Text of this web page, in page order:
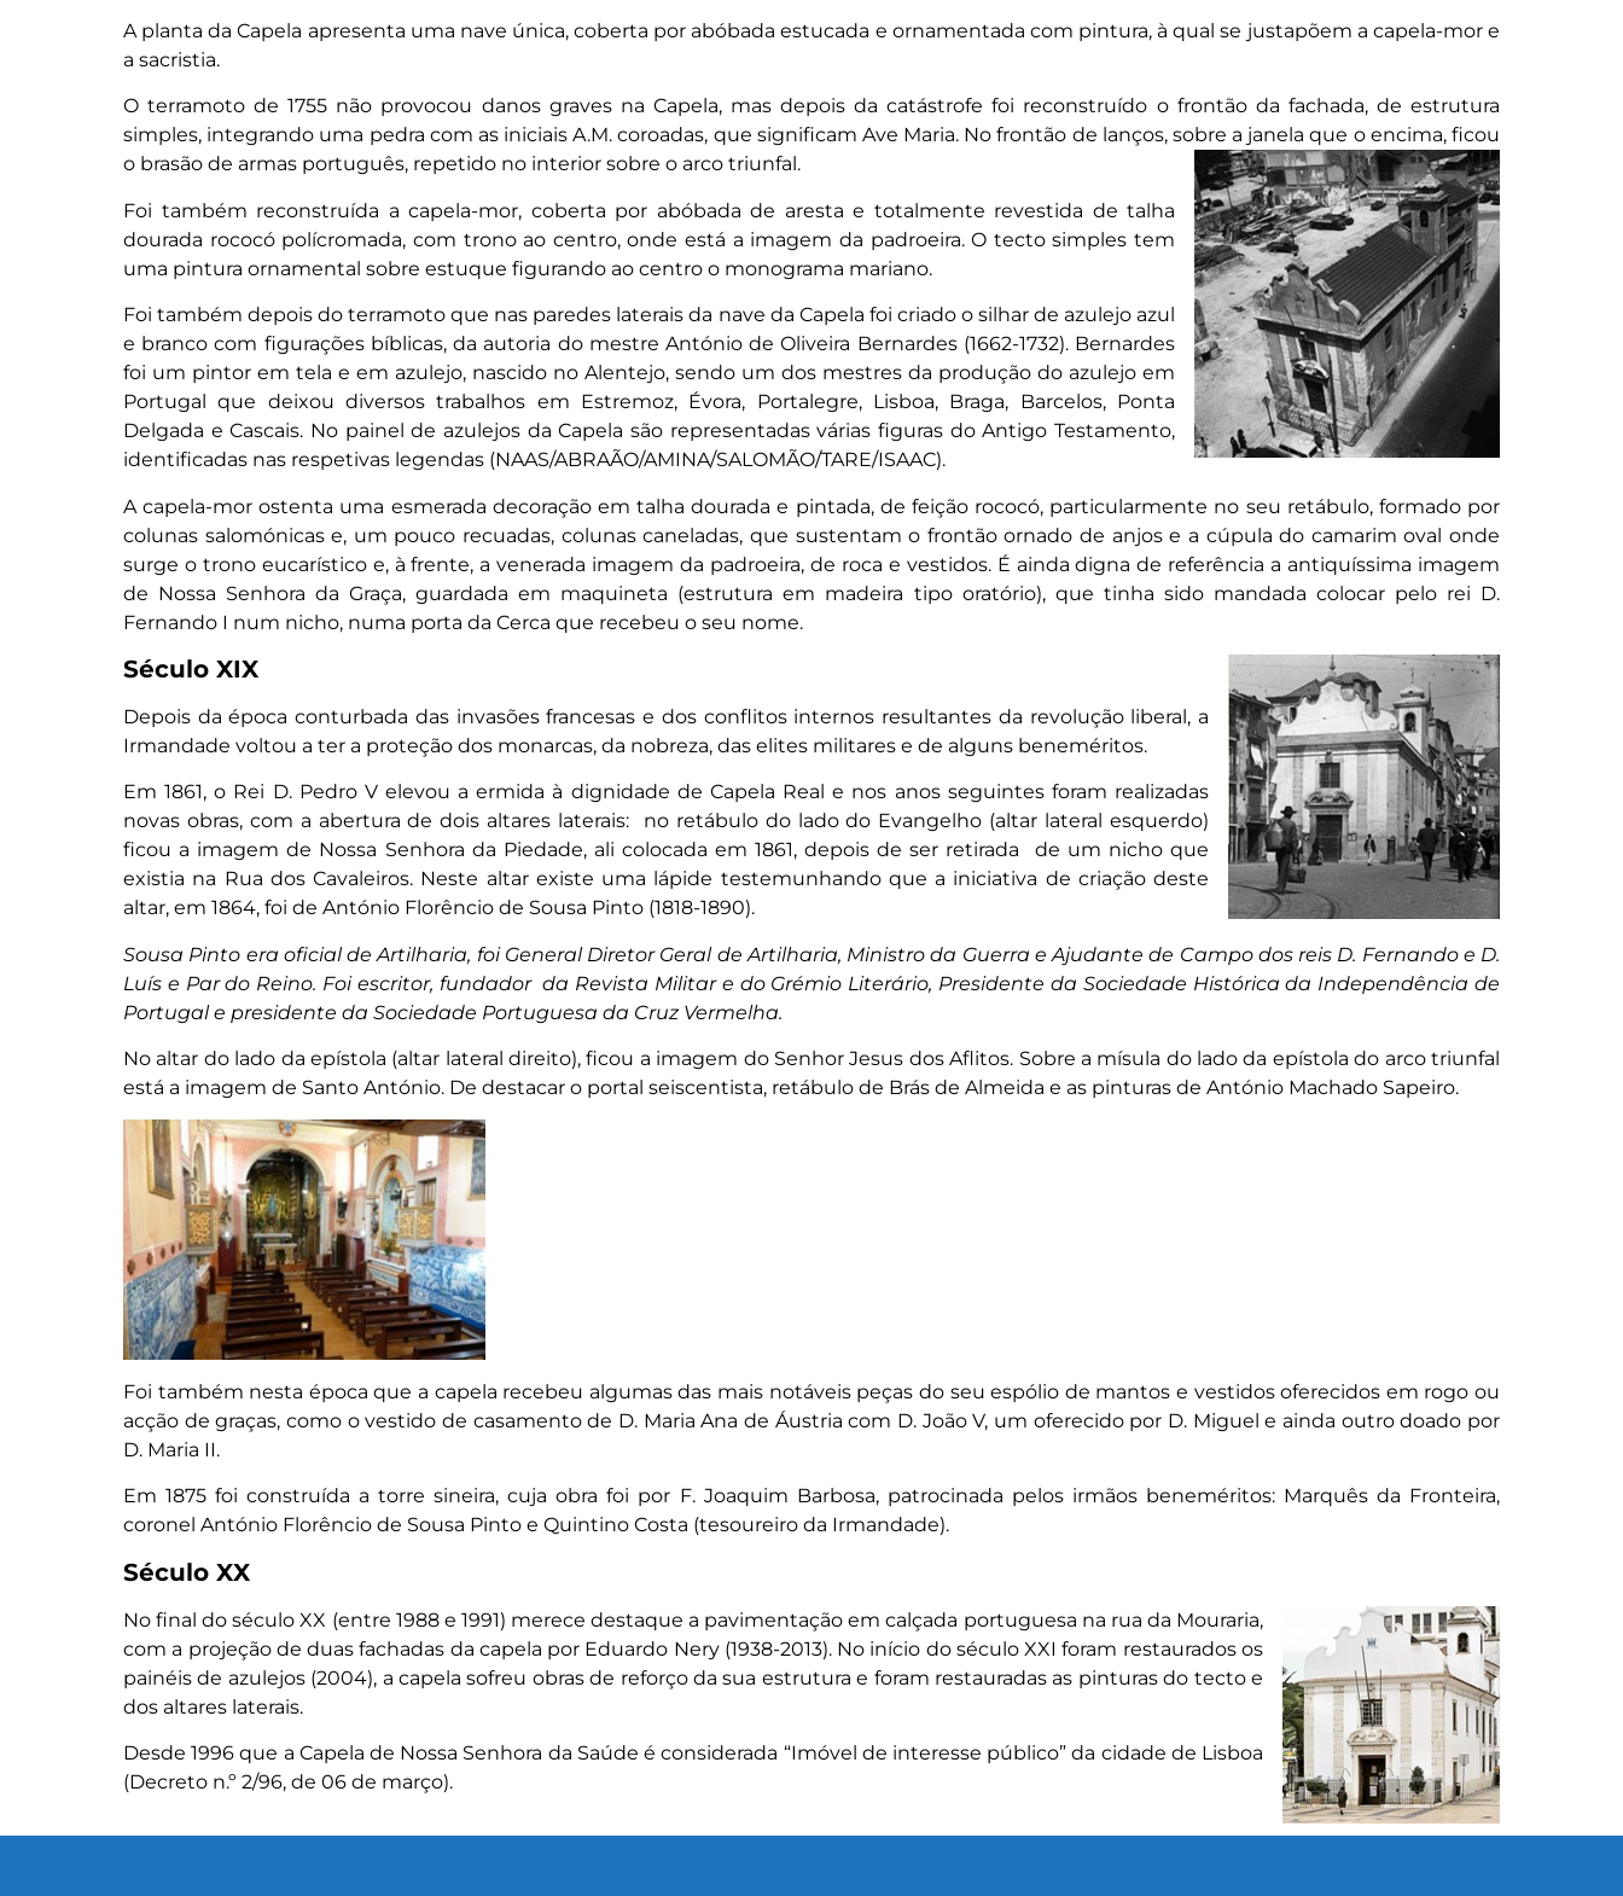
A planta da Capela apresenta uma nave única, coberta por abóbada estucada e ornamentada com pintura, à qual se justapõem a capela-mor e
a sacristia.
O terramoto de 1755 não provocou danos graves na Capela, mas depois da catástrofe foi reconstruído o frontão da fachada, de estrutura
simples, integrando uma pedra com as iniciais A.M. coroadas, que significam Ave Maria. No frontão de lanços, sobre a janela que o encima, ficou
o brasão de armas português, repetido no interior sobre o arco triunfal.
Foi também reconstruída a capela-mor, coberta por abóbada de aresta e totalmente revestida de talha
dourada rococó polícromada, com trono ao centro, onde está a imagem da padroeira. O tecto simples tem
uma pintura ornamental sobre estuque figurando ao centro o monograma mariano.
Foi também depois do terramoto que nas paredes laterais da nave da Capela foi criado o silhar de azulejo azul
e branco com figurações bíblicas, da autoria do mestre António de Oliveira Bernardes (1662-1732). Bernardes
foi um pintor em tela e em azulejo, nascido no Alentejo, sendo um dos mestres da produção do azulejo em
Portugal que deixou diversos trabalhos em Estremoz, Évora, Portalegre, Lisboa, Braga, Barcelos, Ponta
Delgada e Cascais. No painel de azulejos da Capela são representadas várias figuras do Antigo Testamento,
identificadas nas respetivas legendas (NAAS/ABRAÃO/AMINA/SALOMÃO/TARE/ISAAC).
A capela-mor ostenta uma esmerada decoração em talha dourada e pintada, de feição rococó, particularmente no seu retábulo, formado por
colunas salomónicas e, um pouco recuadas, colunas caneladas, que sustentam o frontão ornado de anjos e a cúpula do camarim oval onde
surge o trono eucarístico e, à frente, a venerada imagem da padroeira, de roca e vestidos. É ainda digna de referência a antiquíssima imagem
de Nossa Senhora da Graça, guardada em maquineta (estrutura em madeira tipo oratório), que tinha sido mandada colocar pelo rei D.
Fernando I num nicho, numa porta da Cerca que recebeu o seu nome.
Século XIX
Depois da época conturbada das invasões francesas e dos conflitos internos resultantes da revolução liberal, a
Irmandade voltou a ter a proteção dos monarcas, da nobreza, das elites militares e de alguns beneméritos.
Em 1861, o Rei D. Pedro V elevou a ermida à dignidade de Capela Real e nos anos seguintes foram realizadas
novas obras, com a abertura de dois altares laterais: no retábulo do lado do Evangelho (altar lateral esquerdo)
ficou a imagem de Nossa Senhora da Piedade, ali colocada em 1861, depois de ser retirada de um nicho que
existia na Rua dos Cavaleiros. Neste altar existe uma lápide testemunhando que a iniciativa de criação deste
altar, em 1864, foi de António Florêncio de Sousa Pinto (1818-1890).
Sousa Pinto era oficial de Artilharia, foi General Diretor Geral de Artilharia, Ministro da Guerra e Ajudante de Campo dos reis D. Fernando e D.
Luís e Par do Reino. Foi escritor, fundador da Revista Militar e do Grémio Literário, Presidente da Sociedade Histórica da Independência de
Portugal e presidente da Sociedade Portuguesa da Cruz Vermelha.
No altar do lado da epístola (altar lateral direito), ficou a imagem do Senhor Jesus dos Aflitos. Sobre a mísula do lado da epístola do arco triunfal
está a imagem de Santo António. De destacar o portal seiscentista, retábulo de Brás de Almeida e as pinturas de António Machado Sapeiro.
Foi também nesta época que a capela recebeu algumas das mais notáveis peças do seu espólio de mantos e vestidos oferecidos em rogo ou
acção de graças, como o vestido de casamento de D. Maria Ana de Áustria com D. João V, um oferecido por D. Miguel e ainda outro doado por
D. Maria II.
Em 1875 foi construída a torre sineira, cuja obra foi por F. Joaquim Barbosa, patrocinada pelos irmãos beneméritos: Marquês da Fronteira,
coronel António Florêncio de Sousa Pinto e Quintino Costa (tesoureiro da Irmandade).
Século XX
No final do século XX (entre 1988 e 1991) merece destaque a pavimentação em calçada portuguesa na rua da Mouraria,
com a projeção de duas fachadas da capela por Eduardo Nery (1938-2013). No início do século XXI foram restaurados os
painéis de azulejos (2004), a capela sofreu obras de reforço da sua estrutura e foram restauradas as pinturas do tecto e
dos altares laterais.
Desde 1996 que a Capela de Nossa Senhora da Saúde é considerada “Imóvel de interesse público” da cidade de Lisboa
(Decreto n.º 2/96, de 06 de março).